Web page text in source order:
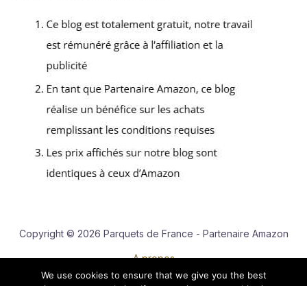
Copyright © 2026 Parquets de France - Partenaire Amazon
A propos
Contact
We use cookies to ensure that we give you the best